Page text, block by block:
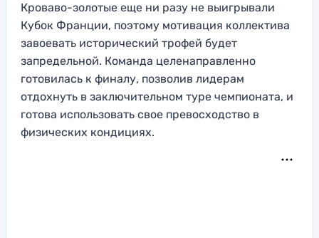
Кроваво-золотые еще ни разу не выигрывали
Кубок Франции, поэтому мотивация коллектива
завоевать исторический трофей будет
запредельной. Команда целенаправленно
готовилась к финалу, позволив лидерам
отдохнуть в заключительном туре чемпионата, и
готова использовать свое превосходство в
физических кондициях.